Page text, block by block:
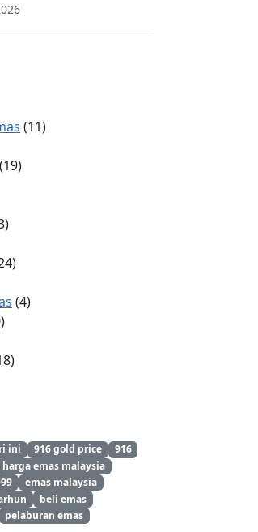
(11)
(19)
(4)
ini 916 gold price
916
harga emas malaysia
emas malaysia
beli emas
pelaburan emas